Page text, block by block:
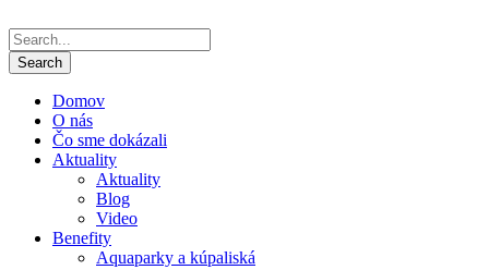
Domov
O nás
Čo sme dokázali
Aktuality
Aktuality
Blog
Video
Benefity
Aquaparky a kúpaliská